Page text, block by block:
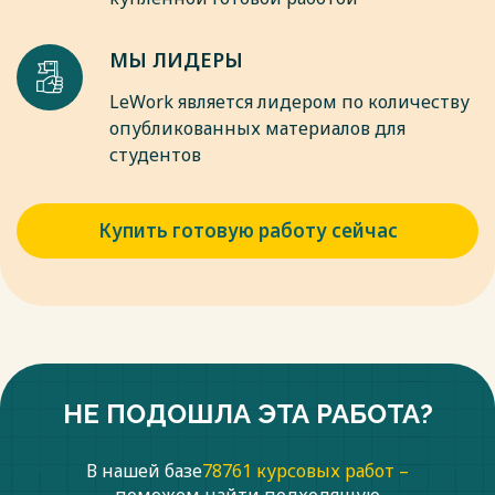
Система государственной социальной защиты сотрудников
правовую защиту, обеспечение безопасности и социальную
защиту. Правовая защита сотрудников полиции направлена
на защиту их прав как граждан, а также на обеспечение
специальной правовой защиты
Весь текст будет доступен
после покупки
МЫ ЛИДЕРЫ
LeWork является лидером по количеству
опубликованных материалов для
студентов
Купить готовую работу сейчас
НЕ ПОДОШЛА ЭТА РАБОТА?
В нашей базе78761 курсовых работ –